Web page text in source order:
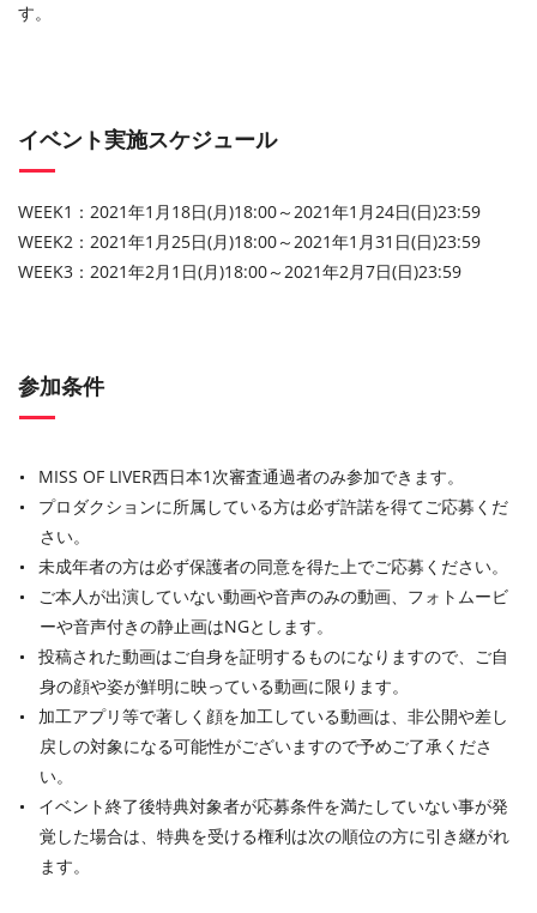
す。
イベント実施スケジュール
WEEK1：2021年1月18日(月)18:00～2021年1月24日(日)23:59
WEEK2：2021年1月25日(月)18:00～2021年1月31日(日)23:59
WEEK3：2021年2月1日(月)18:00～2021年2月7日(日)23:59
参加条件
MISS OF LIVER西日本1次審査通過者のみ参加できます。
プロダクションに所属している方は必ず許諾を得てご応募くだ
さい。
未成年者の方は必ず保護者の同意を得た上でご応募ください。
ご本人が出演していない動画や音声のみの動画、フォトムービ
ーや音声付きの静止画はNGとします。
投稿された動画はご自身を証明するものになりますので、ご自
身の顔や姿が鮮明に映っている動画に限ります。
加工アプリ等で著しく顔を加工している動画は、非公開や差し
戻しの対象になる可能性がございますので予めご了承くださ
い。
イベント終了後特典対象者が応募条件を満たしていない事が発
覚した場合は、特典を受ける権利は次の順位の方に引き継がれ
ます。